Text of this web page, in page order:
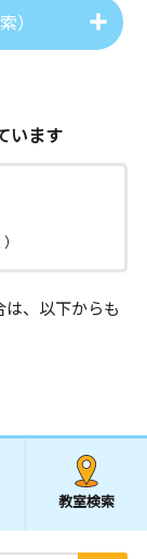
）
います
、以下からも
教室検索